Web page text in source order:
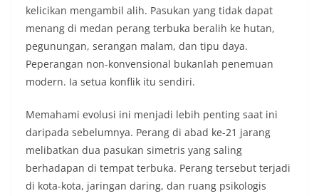
kelicikan mengambil alih. Pasukan yang tidak dapat
menang di medan perang terbuka beralih ke hutan,
pegunungan, serangan malam, dan tipu daya.
Peperangan non-konvensional bukanlah penemuan
modern. Ia setua konflik itu sendiri.
Memahami evolusi ini menjadi lebih penting saat ini
daripada sebelumnya. Perang di abad ke-21 jarang
melibatkan dua pasukan simetris yang saling
berhadapan di tempat terbuka. Perang tersebut terjadi
di kota-kota, jaringan daring, dan ruang psikologis